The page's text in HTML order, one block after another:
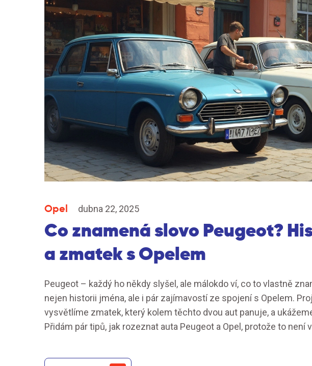
Opel dubna 22, 2025
Co znamená slovo Peugeot?
a zmatek s Opelem
Peugeot – každý ho někdy slyšel, ale málokdo ví, co to vlastně
nejen historii jména, ale i pár zajímavostí ze spojení s Opelem.
vysvětlíme zmatek, který kolem těchto dvou aut panuje, a
Přidám pár tipů, jak rozeznat auta Peugeot a Opel, protože to není